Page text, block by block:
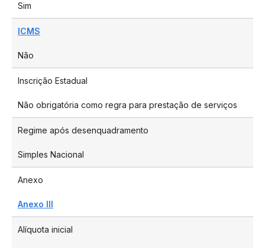
Sim
ICMS
Não
Inscrição Estadual
Não obrigatória como regra para prestação de serviços
Regime após desenquadramento
Simples Nacional
Anexo
Anexo III
Alíquota inicial